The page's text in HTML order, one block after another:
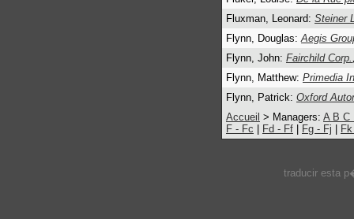
Fluxman, Leonard: Steiner
Flynn, Douglas:Aegis
Flynn, John: Fairchild Corp.
Flynn, Matthew: Primedia
Flynn, Patrick: Oxford
Accueil > Managers: A B C
F - Fc
Fd - Ff Fg - Fj
traducir esta